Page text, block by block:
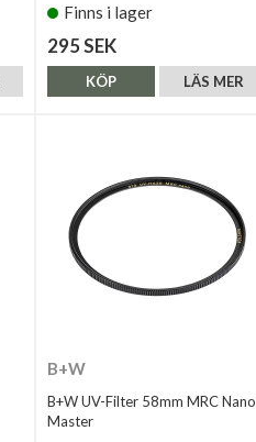
Finns i lager
295 SEK
LÄS MER
KÖP
B+W
B+W UV-Filter 58mm MRC Nano
Master